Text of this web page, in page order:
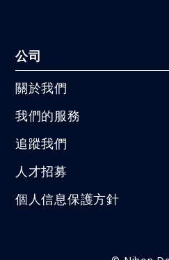
公司
關於我們
我們的服務
追蹤我們
人才招募
個人信息保護方針